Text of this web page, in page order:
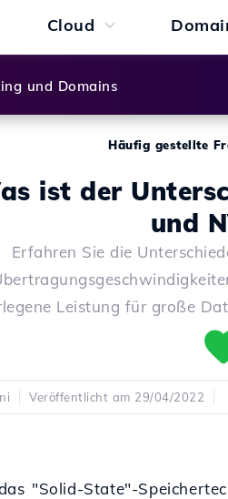
Cloud
und Domains
Häufig gestellte
ist der
und
Erfahren Sie die
Leistung für große
Veröffentlicht am 29/04/2022
"Solid-State"-